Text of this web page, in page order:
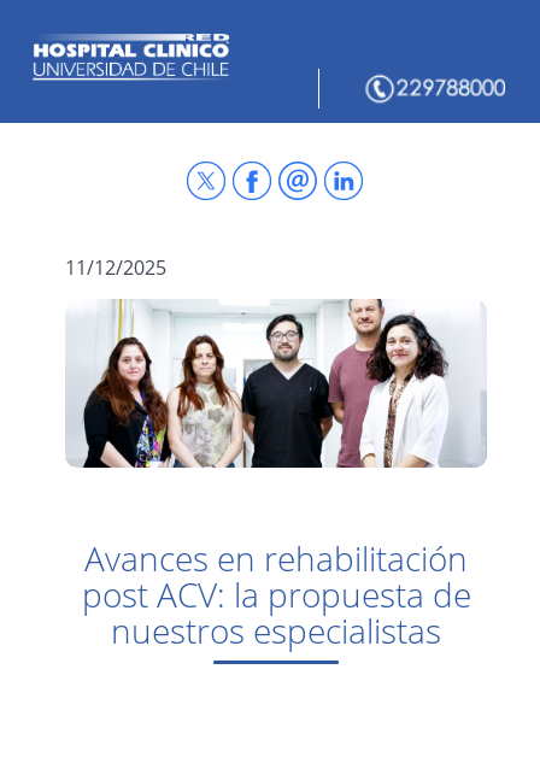
11/12/2025
Avances en rehabilitación
post ACV: la propuesta de
nuestros especialistas